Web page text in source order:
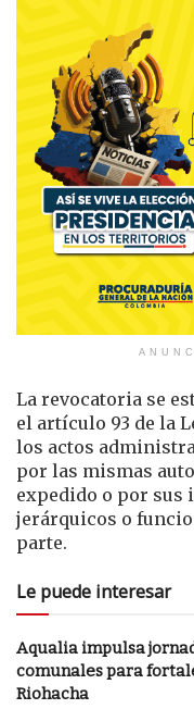
La revocatoria se
el artículo 93 de la
los actos
por las mismas
expedido o por sus
jerárquicos o
parte.
Le puede interesar
Aqualia impulsa
comunales para
Riohacha